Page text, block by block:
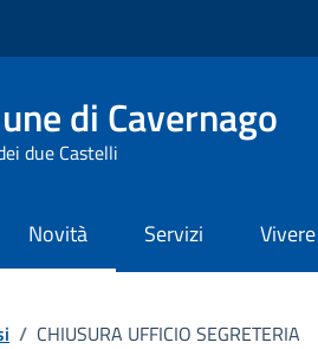
di Cavernago
due Castelli
Novità Servizi
/ CHIUSURA UFFICIO SEGRETERIA